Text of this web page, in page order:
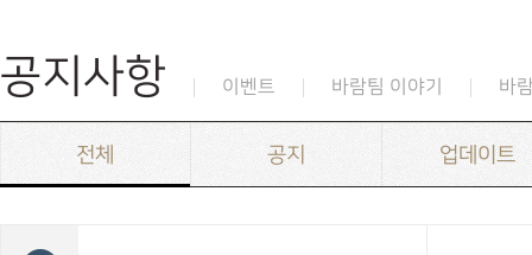
공지사항 이벤트 바람팀 이야기 바
전체 공지 업데이트